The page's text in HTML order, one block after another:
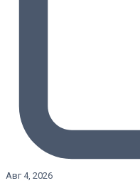
Авг 4, 2026